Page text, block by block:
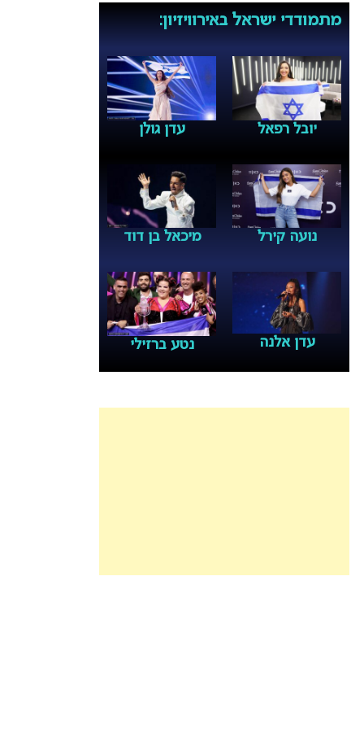
מתמודדי ישראל באירוויזיון:
יובל רפאל עדן גולן
נועה קירל מיכאל בן דוד
עדן אלנה נטע ברזילי